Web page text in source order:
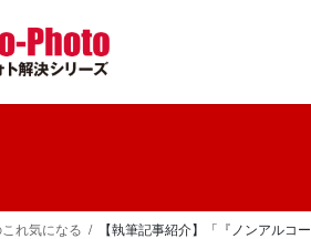
れ気になる 【執筆記事紹介】「『ノンアルコ